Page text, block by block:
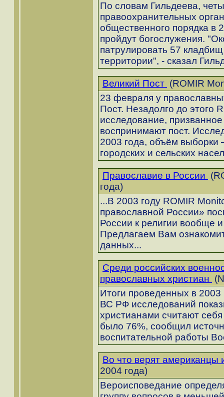
По словам Гильдеева,
правоохранительных
общественного порядка в
пройдут богослужения.
патрулировать 57
территории", - сказал
Великий Пост (ROMIR
23 февраля у
Пост. Незадолго до этого
исследование,
воспринимают пост.
2003 года, объём выборки
городских и сельских
Православие в России
года)
...В 2003 году ROMIR
православной России»
России к религии вообще
Предлагаем Вам
данных...
Среди российских
православных христиан
Итоги проведенных в
ВС РФ исследований
христианами считают
было 76%, сообщил
воспитательной работы
Во что верят американцы
2004 года)
Вероисповедание